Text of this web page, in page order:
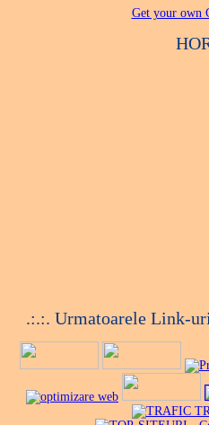
Get your own
.:.:. Urmatoarele Link-